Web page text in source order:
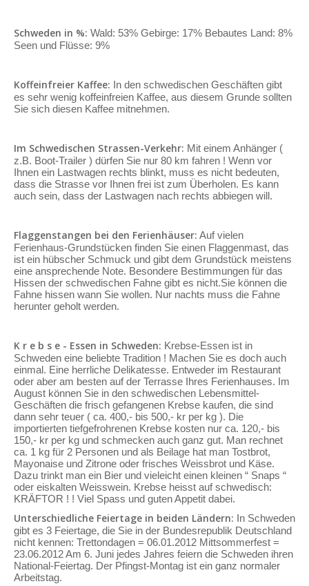
Schweden in %: Wald: 53% Gebirge: 17% Bebautes Land: 8%
Seen und Flüsse: 9%
Koffeinfreier Kaffee: In den schwedischen Geschäften gibt
es sehr wenig koffeinfreien Kaffee, aus diesem Grunde sollten
Sie sich diesen Kaffee mitnehmen.
Im Schwedischen Strassen-Verkehr: Mit einem Anhänger (
z.B. Boot-Trailer ) dürfen Sie nur 80 km fahren ! Wenn vor
Ihnen ein Lastwagen rechts blinkt, muss es nicht bedeuten,
dass die Strasse vor Ihnen frei ist zum Überholen. Es kann
auch sein, dass der Lastwagen nach rechts abbiegen will.
Flaggenstangen bei den Ferienhäuser: Auf vielen
Ferienhaus-Grundstücken finden Sie einen Flaggenmast, das
ist ein hübscher Schmuck und gibt dem Grundstück meistens
eine ansprechende Note. Besondere Bestimmungen für das
Hissen der schwedischen Fahne gibt es nicht.Sie können die
Fahne hissen wann Sie wollen. Nur nachts muss die Fahne
herunter geholt werden.
K r e b s e - Essen in Schweden: Krebse-Essen ist in
Schweden eine beliebte Tradition ! Machen Sie es doch auch
einmal. Eine herrliche Delikatesse. Entweder im Restaurant
oder aber am besten auf der Terrasse Ihres Ferienhauses. Im
August können Sie in den schwedischen Lebensmittel-
Geschäften die frisch gefangenen Krebse kaufen, die sind
dann sehr teuer ( ca. 400,- bis 500,- kr per kg ). Die
importierten tiefgefrohrenen Krebse kosten nur ca. 120,- bis
150,- kr per kg und schmecken auch ganz gut. Man rechnet
ca. 1 kg für 2 Personen und als Beilage hat man Tostbrot,
Mayonaise und Zitrone oder frisches Weissbrot und Käse.
Dazu trinkt man ein Bier und vieleicht einen kleinen “ Snaps “
oder eiskalten Weisswein. Krebse heisst auf schwedisch:
KRÄFTOR ! ! Viel Spass und guten Appetit dabei.
Unterschiedliche Feiertage in beiden Ländern: In Schweden
gibt es 3 Feiertage, die Sie in der Bundesrepublik Deutschland
nicht kennen: Trettondagen = 06.01.2012 Mittsommerfest =
23.06.2012 Am 6. Juni jedes Jahres feiern die Schweden ihren
National-Feiertag. Der Pfingst-Montag ist ein ganz normaler
Arbeitstag.